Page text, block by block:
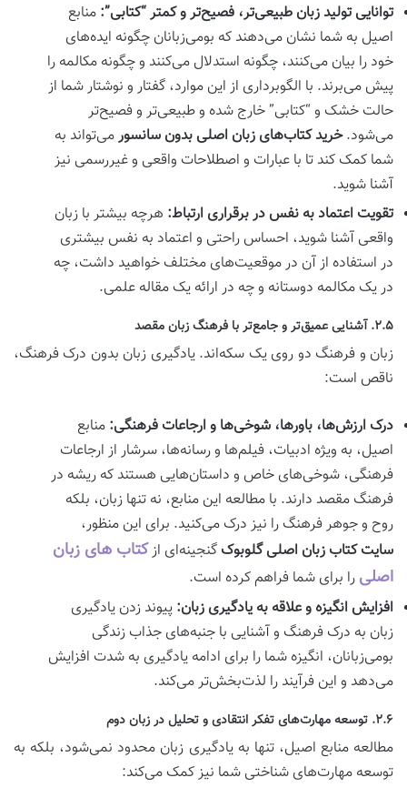
توانایی تولید زبان طبیعی‌تر، فصیح‌تر و کمتر “کتابی”: منابع
اصیل به شما نشان می‌دهند که بومی‌زبانان چگونه ایده‌های
خود را بیان می‌کنند، چگونه استدلال می‌کنند و چگونه مکالمه را
پیش می‌برند. با الگوبرداری از این موارد، گفتار و نوشتار شما از
حالت خشک و “کتابی” خارج شده و طبیعی‌تر و فصیح‌تر
می‌شود.خرید کتاب‌های زبان اصلی بدون سانسورمی‌تواند به
شما کمک کند تا با عبارات و اصطلاحات واقعی و غیررسمی نیز
آشنا شوید.
تقویت اعتماد به نفس در برقراری ارتباط: هرچه بیشتر با زبان
واقعی آشنا شوید، احساس راحتی و اعتماد به نفس بیشتری
در استفاده از آن در موقعیت‌های مختلف خواهید داشت، چه
در یک مکالمه دوستانه و چه در ارائه یک مقاله علمی.
۲.۵. آشنایی عمیق‌تر و جامع‌تر با فرهنگ زبان مقصد
زبان و فرهنگ دو روی یک سکه‌اند. یادگیری زبان بدون درک فرهنگ،
ناقص است:
درک ارزش‌ها، باورها، شوخی‌ها و ارجاعات فرهنگی: منابع
اصیل، به ویژه ادبیات، فیلم‌ها و رسانه‌ها، سرشار از ارجاعات
فرهنگی، شوخی‌های خاص و داستان‌هایی هستند که ریشه در
فرهنگ مقصد دارند. با مطالعه این منابع، نه تنها زبان، بلکه
روح و جوهر فرهنگ را نیز درک می‌کنید. برای این منظور،
سایت کتاب زبان اصلی گلوبوک گنجینه‌ای ازکتاب های زبان
اصلی را برای شما فراهم کرده است.
افزایش انگیزه و علاقه به یادگیری زبان: پیوند زدن یادگیری
زبان به درک فرهنگ و آشنایی با جنبه‌های جذاب زندگی
بومی‌زبانان، انگیزه شما را برای ادامه یادگیری به شدت افزایش
می‌دهد و این فرآیند را لذت‌بخش‌تر می‌کند.
۲.۶. توسعه مهارت‌های تفکر انتقادی و تحلیل در زبان دوم
مطالعه منابع اصیل، تنها به یادگیری زبان محدود نمی‌شود، بلکه به
توسعه مهارت‌های شناختی شما نیز کمک می‌کند: